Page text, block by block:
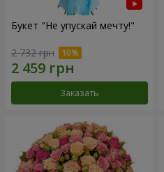
Букет "Не упускай мечту!"
2 732 грн
Заказать